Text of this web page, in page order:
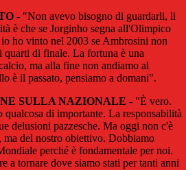
- "Non avevo bisogno di guardarli, li
è che se Jorginho segna all'Olimpico
ho vinto nel 2003 se Ambrosini non
quarti di finale. La fortuna è una
ma alla fine non andiamo al
è il passato, pensiamo a domani".
SULLA NAZIONALE - "È vero.
di importante. La responsabilità
delusioni pazzesche. Ma oggi non c'è
ma del nostro obiettivo. Dobbiamo
perché è fondamentale per noi.
a tornare dove siamo stati per tanti anni